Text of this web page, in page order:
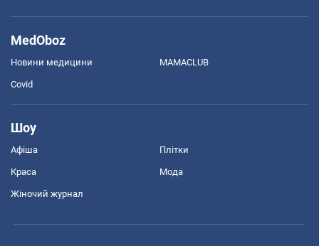
MedOboz
Новини медицини MAMACLUB
Covid
Шоу
Афіша Плітки
Краса Мода
Жіночий журнал